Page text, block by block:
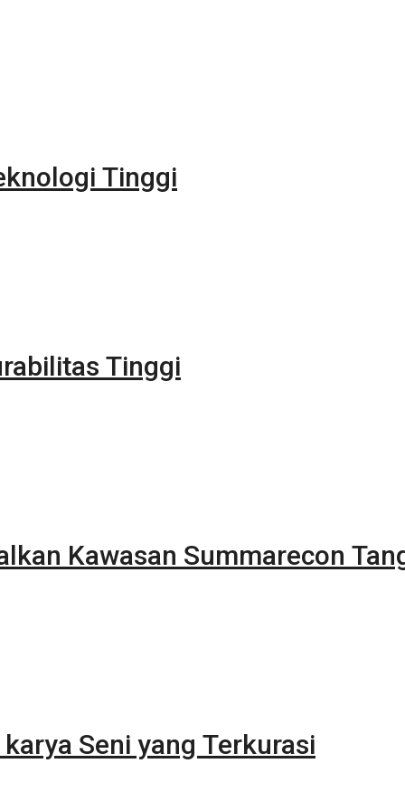
Tinggi
Tinggi
Kawasan Summarecon
Seni yang Terkurasi